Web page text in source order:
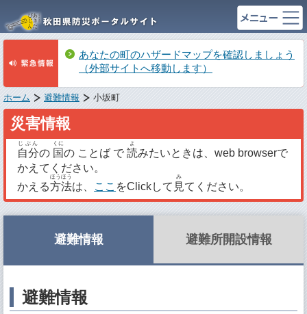
あなたの町のハザードマップを確認しましょう
（外部サイトへ移動します）
ホーム 避難情報 小坂町
災害情報
自分
じぶん
の 国
くに
の ことば で読
よ
みたいときは、web browserで
かえてください。
かえる方法
ほうほう
は、 ここ をClickして 見
み
てください。
避難情報 避難所開設情報
避難情報